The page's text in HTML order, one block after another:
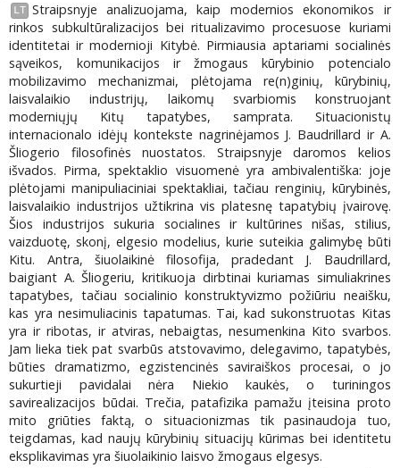
LT Straipsnyje analizuojama, kaip modernios ekonomikos ir
rinkos subkultūralizacijos bei ritualizavimo procesuose kuriami
identitetai ir modernioji Kitybė. Pirmiausia aptariami socialinės
sąveikos, komunikacijos ir žmogaus kūrybinio potencialo
mobilizavimo mechanizmai, plėtojama re(n)ginių, kūrybinių,
laisvalaikio industrijų, laikomų svarbiomis konstruojant
moderniųjų Kitų tapatybes, samprata. Situacionistų
internacionalo idėjų kontekste nagrinėjamos J. Baudrillard ir A.
Šliogerio filosofinės nuostatos. Straipsnyje daromos kelios
išvados. Pirma, spektaklio visuomenė yra ambivalentiška: joje
plėtojami manipuliaciniai spektakliai, tačiau renginių, kūrybinės,
laisvalaikio industrijos užtikrina vis platesnę tapatybių įvairovę.
Šios industrijos sukuria socialines ir kultūrines nišas, stilius,
vaizduotę, skonį, elgesio modelius, kurie suteikia galimybę būti
Kitu. Antra, šiuolaikinė filosofija, pradedant J. Baudrillard,
baigiant A. Šliogeriu, kritikuoja dirbtinai kuriamas simuliakrines
tapatybes, tačiau socialinio konstruktyvizmo požiūriu neaišku,
kas yra nesimuliacinis tapatumas. Tai, kad sukonstruotas Kitas
yra ir ribotas, ir atviras, nebaigtas, nesumenkina Kito svarbos.
Jam lieka tiek pat svarbūs atstovavimo, delegavimo, tapatybės,
būties dramatizmo, egzistencinės saviraiškos procesai, o jo
sukurtieji pavidalai nėra Niekio kaukės, o turiningos
savirealizacijos būdai. Trečia, patafizika pamažu įteisina proto
mito griūties faktą, o situacionizmas tik pasinaudoja tuo,
teigdamas, kad naujų kūrybinių situacijų kūrimas bei identitetu
eksplikavimas yra šiuolaikinio laisvo žmogaus elgesys.